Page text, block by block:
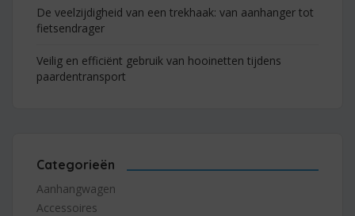
De veelzijdigheid van een trekhaak: van aanhanger tot
fietsendrager
Veilig en efficiënt gebruik van hooinetten tijdens
paardentransport
Categorieën
Aanhangwagen
Accessoires